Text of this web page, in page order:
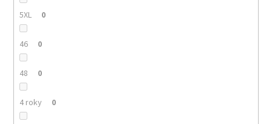
5XL 0
46 0
48 0
4 roky 0